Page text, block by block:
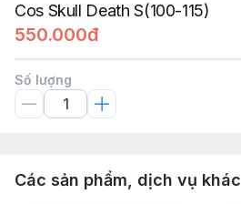
Cos Skull Death S(100-115)
550.000đ
Số lượng
Các sản phẩm, dịch vụ khác